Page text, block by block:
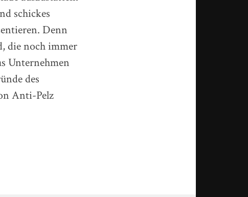
schickes
Denn
die noch immer
Unternehmen
des
Anti-Pelz